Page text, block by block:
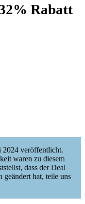
Rabatt
2024 veröffentlicht.
waren zu diesem
dass der Deal
geändert hat, teile uns